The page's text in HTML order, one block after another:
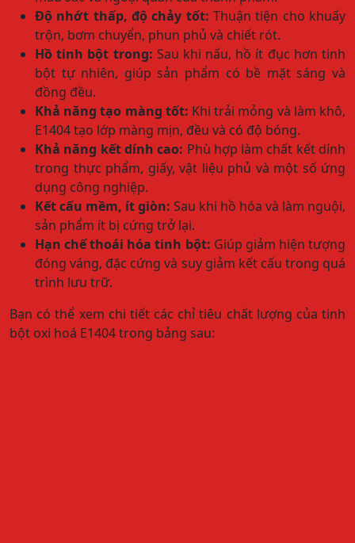
Độ nhớt thấp, độ chảy tốt: Thuận tiện cho khuấy
trộn, bơm chuyển, phun phủ và chiết rót.
Hồ tinh bột trong: Sau khi nấu, hồ ít đục hơn tinh
bột tự nhiên, giúp sản phẩm có bề mặt sáng và
đồng đều.
Khả năng tạo màng tốt: Khi trải mỏng và làm khô,
E1404 tạo lớp màng mịn, đều và có độ bóng.
Khả năng kết dính cao: Phù hợp làm chất kết dính
trong thực phẩm, giấy, vật liệu phủ và một số ứng
dụng công nghiệp.
Kết cấu mềm, ít giòn: Sau khi hồ hóa và làm nguội,
sản phẩm ít bị cứng trở lại.
Hạn chế thoái hóa tinh bột: Giúp giảm hiện tượng
đóng váng, đặc cứng và suy giảm kết cấu trong quá
trình lưu trữ.
Bạn có thể xem chi tiết các chỉ tiêu chất lượng của tinh
bột oxi hoá E1404 trong bảng sau: